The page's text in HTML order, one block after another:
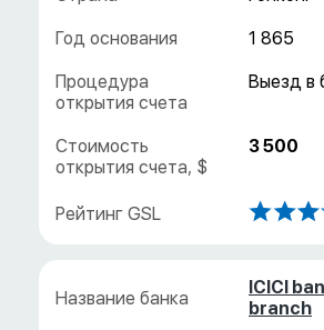
1 865
3 500
ICICI
branch